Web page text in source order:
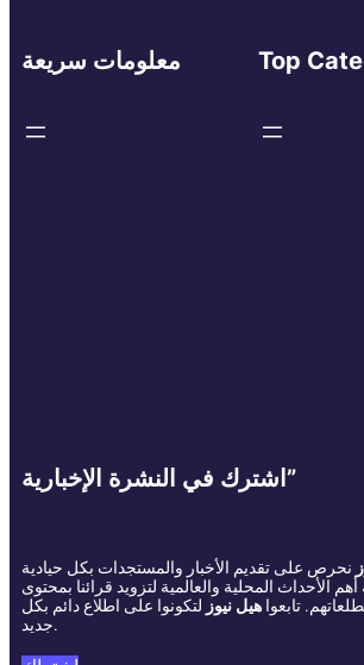
معلومات سريعة Top
اشترك في النشرة الإخبارية”
نحرص على تقديم الأخبار والمستجدات بكل حيادية
الأحداث المحلية والعالمية لتزويد قرائنا بمحتوى
تابعوا هيل نيوز لتكونوا على اطلاع دائم بكل
جديد.